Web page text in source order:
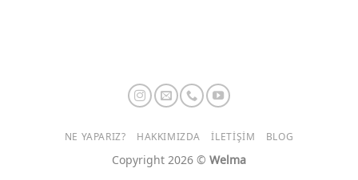
NE YAPARIZ? HAKKIMIZDA İLETIŞIM BLOG
Copyright 2026 © Welma